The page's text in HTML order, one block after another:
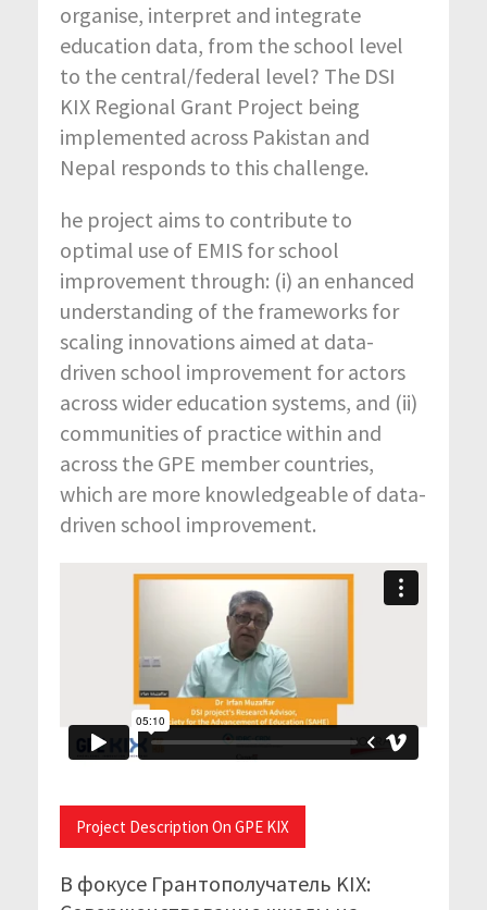
organise, interpret and integrate
education data, from the school level
to the central/federal level? The DSI
KIX Regional Grant Project being
implemented across Pakistan and
Nepal responds to this challenge.
he project aims to contribute to
optimal use of EMIS for school
improvement through: (i) an enhanced
understanding of the frameworks for
scaling innovations aimed at data-
driven school improvement for actors
across wider education systems, and (ii)
communities of practice within and
across the GPE member countries,
which are more knowledgeable of data-
driven school improvement.
Project Description On GPE KIX
В фокусе Грантополучатель KIX: